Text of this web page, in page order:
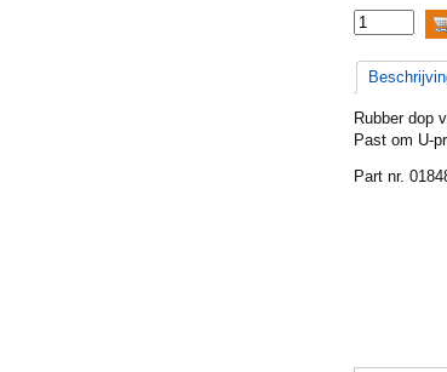
Rubber dop
Past om U-
Part nr.